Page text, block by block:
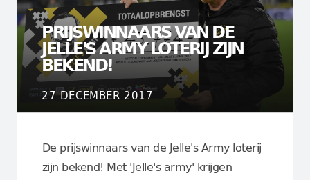
PRIJSWINNAARS VAN DE
JELLE'S ARMY LOTERIJ ZIJN
BEKEND!
27 DECEMBER 2017
De prijswinnaars van de Jelle's Army loterij
zijn bekend! Met 'Jelle's army' krijgen